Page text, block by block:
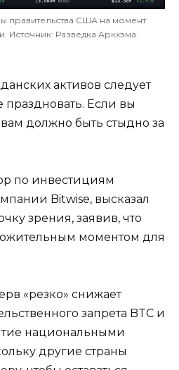
правительства США на момент
Источник: Разведка Аркхэма.
активов следует
Если вы
должно быть стыдно за
по инвестициям
Bitwise, высказал
зрения, заявив, что
моментом для
«резко» снижает
запрета BTC и
национальными
другие страны